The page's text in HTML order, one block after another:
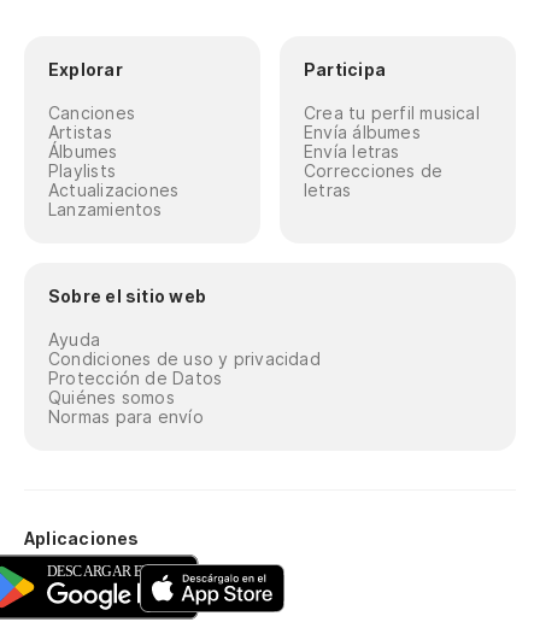
Explorar
Canciones
Artistas
Álbumes
Playlists
Actualizaciones
Lanzamientos
Participa
Crea tu perfil musical
Envía álbumes
Envía letras
Correcciones de
letras
Sobre el sitio web
Ayuda
Condiciones de uso y privacidad
Protección de Datos
Quiénes somos
Normas para envío
Aplicaciones